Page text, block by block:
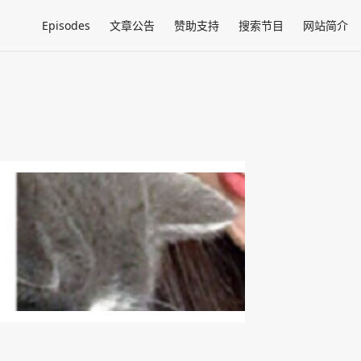
Episodes 文章公告 赞助支持 搜索节目 网站简介